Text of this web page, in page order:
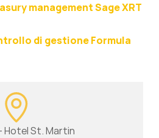
management Sage XRT
di gestione Formula
Hotel St. Martin